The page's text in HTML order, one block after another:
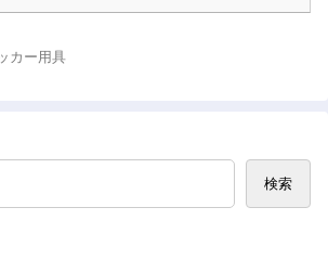
カー用具
検索